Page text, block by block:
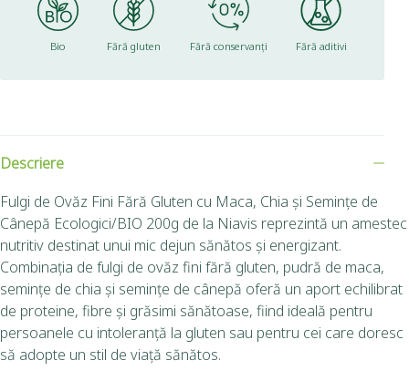
Bio Fără gluten Fără conservanți Fără aditivi
Descriere
Fulgi de Ovăz Fini Fără Gluten cu Maca, Chia și Semințe de
Cânepă Ecologici/BIO 200g de la Niavis reprezintă un amestec
nutritiv destinat unui mic dejun sănătos și energizant.
Combinația de fulgi de ovăz fini fără gluten, pudră de maca,
semințe de chia și semințe de cânepă oferă un aport echilibrat
de proteine, fibre și grăsimi sănătoase, fiind ideală pentru
persoanele cu intoleranță la gluten sau pentru cei care doresc
să adopte un stil de viață sănătos.